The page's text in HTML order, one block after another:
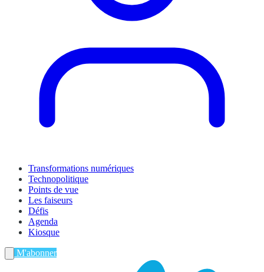
Transformations numériques
Technopolitique
Points de vue
Les faiseurs
Défis
Agenda
Kiosque
M'abonner